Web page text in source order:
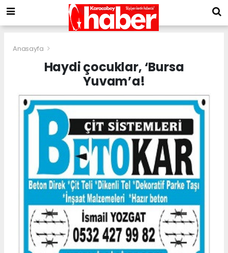
Anasayfa
Haydi çocuklar, ‘Bursa
Yuvam’a!